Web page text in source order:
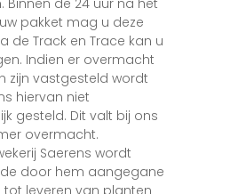
pakket mag u deze
de Track en Trace kan u
Indien er overmacht
zijn vastgesteld wordt
hiervan niet
gesteld. Dit valt bij ons
overmacht.
Saerens wordt
door hem aangegane
tot leveren van planten